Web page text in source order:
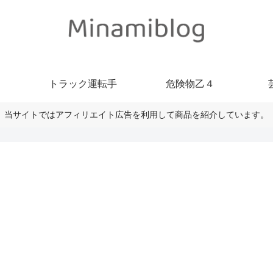
トラック運転手 危険物乙４
当サイトではアフィリエイト広告を利用して商品を紹介しています。